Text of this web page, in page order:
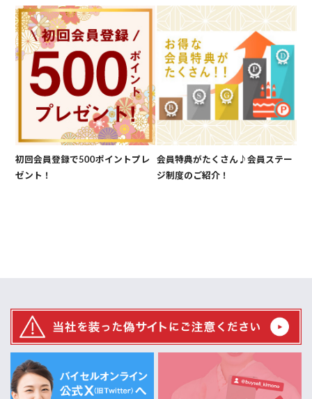
初回会員登録で500ポイントプレ
ゼント！
会員特典がたくさん♪会員ステー
ジ制度のご紹介！